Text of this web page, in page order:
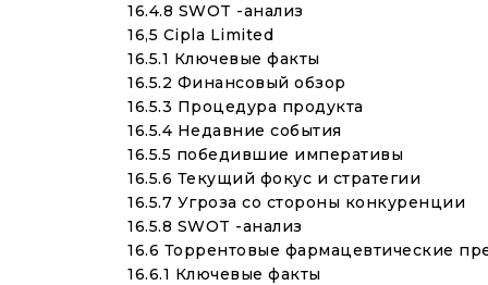
16.4.8 SWOT -анализ
16,5 Cipla Limited
16.5.1 Ключевые факты
16.5.2 Финансовый обзор
16.5.3 Процедура продукта
16.5.4 Недавние события
16.5.5 победившие императивы
16.5.6 Текущий фокус и стратегии
16.5.7 Угроза со стороны конкуренции
16.5.8 SWOT -анализ
16.6 Торрентовые фармацевтические
16.6.1 Ключевые факты